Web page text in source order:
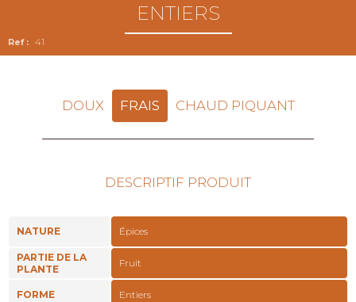
41
ENTIERS
DOUX FRAIS CHAUD PIQUANT
DESCRIPTIF PRODUIT
NATURE Épices
PARTIE DE LA
PLANTE
Fruit
FORME Entiers